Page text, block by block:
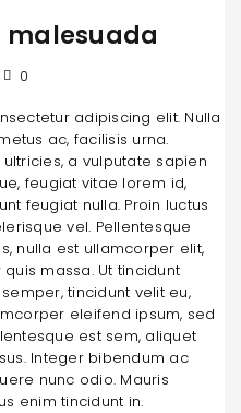
malesuada
0
adipiscing elit. Nulla
ac, facilisis urna.
a vulputate sapien
feugiat vitae lorem id,
feugiat nulla. Proin luctus
vel. Pellentesque
nulla est ullamcorper elit,
massa. Ut tincidunt
tincidunt velit eu,
eleifend ipsum, sed
est sem, aliquet
Integer bibendum ac
nunc odio. Mauris
enim tincidunt in.